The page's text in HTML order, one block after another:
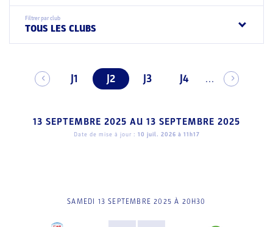
Filtrer par club
TOUS LES CLUBS
J1 J2 J3 J4 ...
13 SEPTEMBRE 2025 AU 13 SEPTEMBRE 2025
Date de mise à jour : 10 juil. 2026 à 11h17
SAMEDI 13 SEPTEMBRE 2025 À 20H30